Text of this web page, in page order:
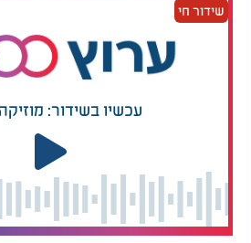
שידור חי
עכשיו בשידור: